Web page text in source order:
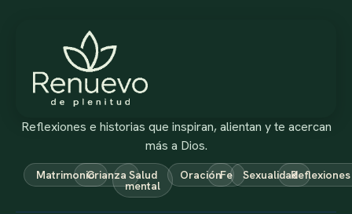
Reflexiones e historias que inspiran, alientan y te acercan
más a Dios.
MatrimonioCrianza Salud
mental
OraciónFe SexualidadReflexiones